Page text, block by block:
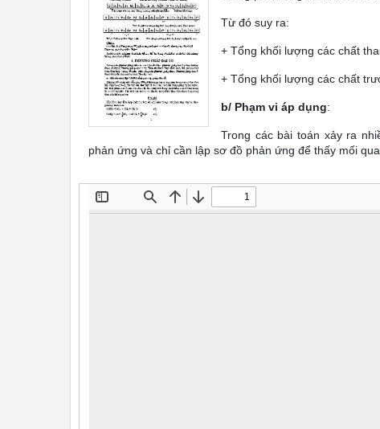
Từ đó suy ra:
+ Tổng khối lượng các chất
+ Tổng khối lượng các chất
b/ Phạm vi áp dụng:
Trong các bài toán xảy ra
phản ứng và chỉ cần lập sơ đồ phản ứng để thấy mối